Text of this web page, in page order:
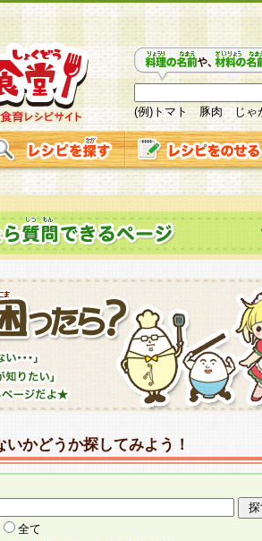
(例)トマト 豚肉 じゃ
いかどうか探してみよう！
全て